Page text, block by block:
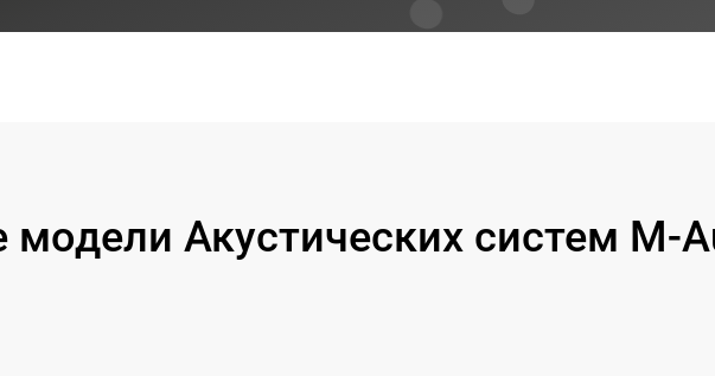
Акустических систем M-